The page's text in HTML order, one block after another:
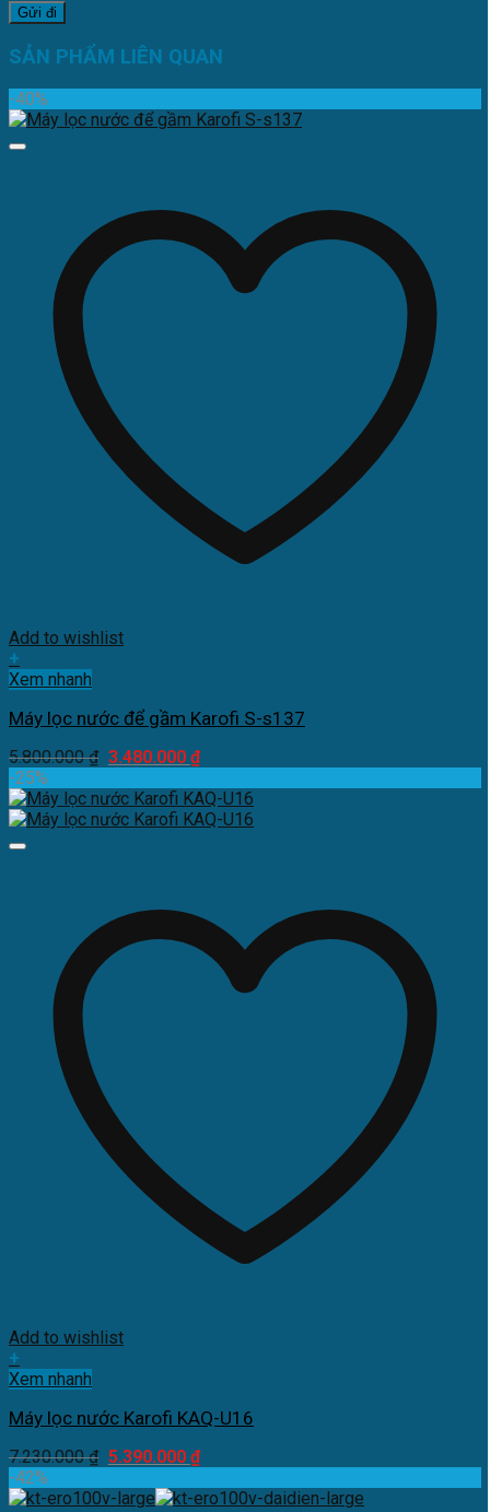
SẢN PHẨM LIÊN QUAN
-40%
Add to wishlist
+
Xem nhanh
Máy lọc nước để gầm Karofi S-s137
5.800.000₫ Giá
là:
5.800.000 ₫.
3.480.000 ₫Giá
tại
là:
-25%
Add to wishlist
+
Xem nhanh
Máy lọc nước Karofi KAQ-U16
7.230.000₫ Giá
là:
5.390.000 ₫Giá
tại
-42%